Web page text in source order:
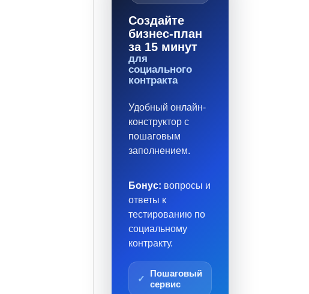
Создайте
бизнес-план
за 15 минут
для
социального
контракта
Удобный онлайн-
конструктор с
пошаговым
заполнением.
Бонус: вопросы и
ответы к
тестированию по
социальному
контракту.
Пошаговый
сервис